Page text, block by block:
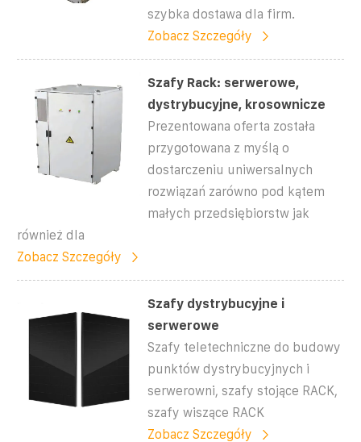
szybka dostawa dla firm.
Zobacz Szczegóły
Szafy Rack: serwerowe,
dystrybucyjne, krosownicze
Prezentowana oferta została
przygotowana z myślą o
dostarczeniu uniwersalnych
rozwiązań zarówno pod kątem
małych przedsiębiorstw jak
również dla
Zobacz Szczegóły
Szafy dystrybucyjne i
serwerowe
Szafy teletechniczne do budowy
punktów dystrybucyjnych i
serwerowni, szafy stojące RACK,
szafy wiszące RACK
Zobacz Szczegóły